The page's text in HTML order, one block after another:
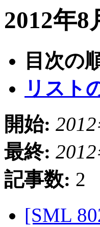
2012年
目次の
リスト
開始:
最終:
記事数: 2
[SML